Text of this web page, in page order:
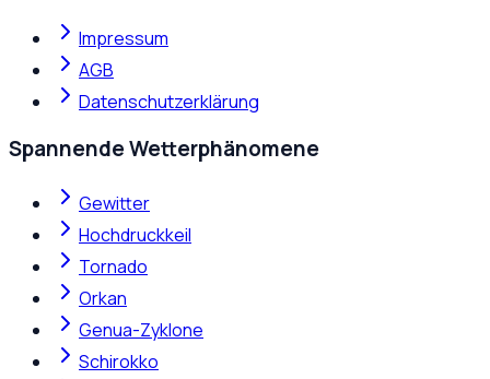
Impressum
AGB
Datenschutzerklärung
Spannende Wetterphänomene
Gewitter
Hochdruckkeil
Tornado
Orkan
Genua-Zyklone
Schirokko